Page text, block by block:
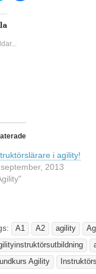
a
ö
r
w
i
t
e
r
(
Ö
p
t
t
n
y
t
t
a
e
o
o
k
i
t
t
n
y
t
i agility!
2013
A1 A2 agility
Agility